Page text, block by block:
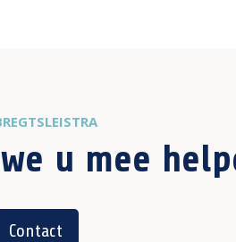
u mee
Contact